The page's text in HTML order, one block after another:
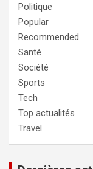
Politique
Popular
Recommended
Santé
Société
Sports
Tech
Top actualités
Travel